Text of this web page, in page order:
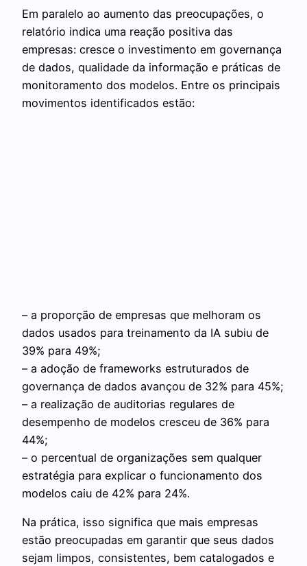
Em paralelo ao aumento das preocupações, o
relatório indica uma reação positiva das
empresas: cresce o investimento em governança
de dados, qualidade da informação e práticas de
monitoramento dos modelos. Entre os principais
movimentos identificados estão:
– a proporção de empresas que melhoram os
dados usados para treinamento da IA subiu de
39% para 49%;
– a adoção de frameworks estruturados de
governança de dados avançou de 32% para 45%;
– a realização de auditorias regulares de
desempenho de modelos cresceu de 36% para
44%;
– o percentual de organizações sem qualquer
estratégia para explicar o funcionamento dos
modelos caiu de 42% para 24%.
Na prática, isso significa que mais empresas
estão preocupadas em garantir que seus dados
sejam limpos, consistentes, bem catalogados e